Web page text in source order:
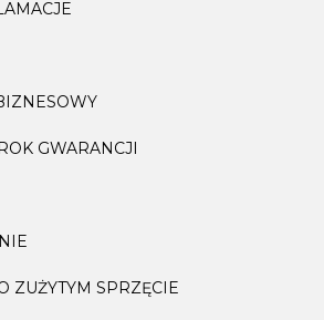
GWARANCJI
ZUŻYTYM SPRZĘCIE